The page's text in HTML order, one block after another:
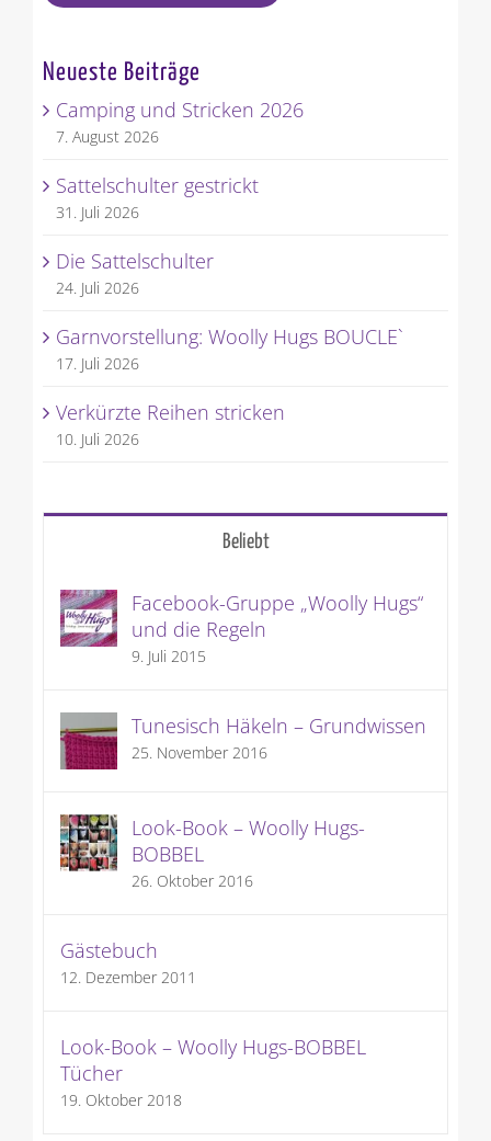
Neueste Beiträge
Camping und Stricken 2026
7. August 2026
Sattelschulter gestrickt
31. Juli 2026
Die Sattelschulter
24. Juli 2026
Garnvorstellung: Woolly Hugs BOUCLE`
17. Juli 2026
Verkürzte Reihen stricken
10. Juli 2026
Beliebt
Facebook-Gruppe „Woolly Hugs“
und die Regeln
9. Juli 2015
Tunesisch Häkeln – Grundwissen
25. November 2016
Look-Book – Woolly Hugs-
BOBBEL
26. Oktober 2016
Gästebuch
12. Dezember 2011
Look-Book – Woolly Hugs-BOBBEL
Tücher
19. Oktober 2018